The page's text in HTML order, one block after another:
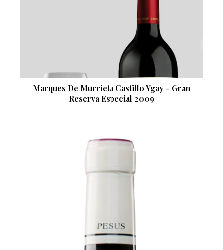
Marques De Murrieta Castillo Ygay - Gran
Reserva Especial 2009